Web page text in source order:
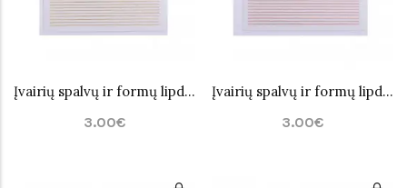
Įvairių spalvų ir formų lipdukai nagų dailei Nr.11
3.00€
Įvairių spalvų ir formų lipdukai nagų dailei Nr.12
3.00€